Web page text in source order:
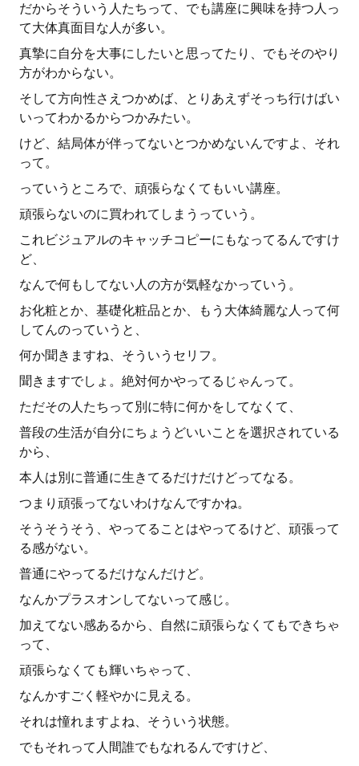
だからそういう人たちって、でも講座に興味を持つ人っ
て大体真面目な人が多い。
真摯に自分を大事にしたいと思ってたり、でもそのやり
方がわからない。
そして方向性さえつかめば、とりあえずそっち行けばい
いってわかるからつかみたい。
けど、結局体が伴ってないとつかめないんですよ、それ
って。
っていうところで、頑張らなくてもいい講座。
頑張らないのに買われてしまうっていう。
これビジュアルのキャッチコピーにもなってるんですけ
ど、
なんで何もしてない人の方が気軽なかっていう。
お化粧とか、基礎化粧品とか、もう大体綺麗な人って何
してんのっていうと、
何か聞きますね、そういうセリフ。
聞きますでしょ。絶対何かやってるじゃんって。
ただその人たちって別に特に何かをしてなくて、
普段の生活が自分にちょうどいいことを選択されている
から、
本人は別に普通に生きてるだけだけどってなる。
つまり頑張ってないわけなんですかね。
そうそうそう、やってることはやってるけど、頑張って
る感がない。
普通にやってるだけなんだけど。
なんかプラスオンしてないって感じ。
加えてない感あるから、自然に頑張らなくてもできちゃ
って、
頑張らなくても輝いちゃって、
なんかすごく軽やかに見える。
それは憧れますよね、そういう状態。
でもそれって人間誰でもなれるんですけど、